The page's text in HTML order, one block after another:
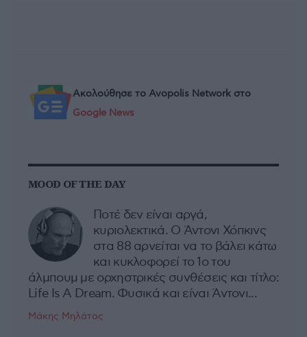
Ακολούθησε το Avopolis Network στο
Google News
MOOD OF THE DAY
Ποτέ δεν είναι αργά,
κυριολεκτικά. Ο Άντονι Χόπκινς
στα 88 αρνείται να το βάλει κάτω
και κυκλοφορεί το 1ο του
άλμπουμ με ορχηστρικές συνθέσεις και τίτλο:
Life Is A Dream. Φυσικά και είναι Άντονι...
Μάκης Μηλάτος